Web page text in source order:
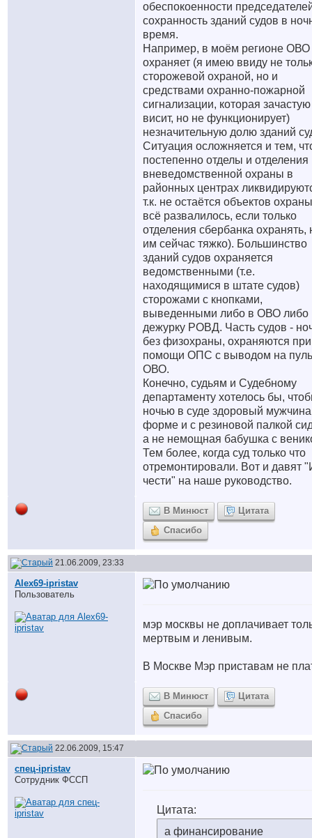
обеспокоенности
сохранность зданий судов в
время.
Например, в моём регионе ОВО
охраняет (я имею ввиду не
сторожевой охраной, но и
средствами охранно-пожарной
сигнализации, которая зачастую
висит, но не функционирует)
незначительную долю зданий
Ситуация осложняется и тем,
постепенно отделы и отделения
вневедомственной охраны в
районных центрах
т.к. не остаётся объектов
всё развалилось, если только
отделения сбербанка охранять,
им сейчас тяжко). Большинство
зданий судов охраняется
ведомственными (т.е.
находящимися в штате судов)
сторожами с кнопками,
выведенными либо в ОВО либо
дежурку РОВД. Часть судов -
без физохраны, охраняются при
помощи ОПС с выводом на
ОВО.
Конечно, судьям и Судебному
департаменту хотелось бы,
ночью в суде здоровый
форме и с резиновой палкой
а не немощная бабушка с
Тем более, когда суд только что
отремонтировали. Вот и давят
чести" на наше руководство.
В Минюст
Цитата
Спасибо
21.06.2009, 23:33
Alex69-ipristav
Пользователь
мэр москвы не доплачивает
мертвым и ленивым.
В Москве Мэр приставам не
В Минюст
Цитата
Спасибо
22.06.2009, 15:47
спец-ipristav
Сотрудник ФССП
Цитата:
а финансирование